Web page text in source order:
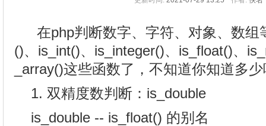
在php判断数字、字符、对象、数组
()、is_int()、is_integer()、is_float()、
_array()这些函数了，不知道你知道多
1. 双精度数判断：is_double
is_double -- is_float() 的别名